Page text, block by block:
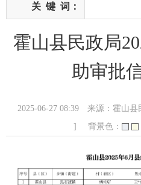
关 键 词：
霍山县民政局
助审批
2025-06-27 08:39 来源：霍山县
]
背景色：